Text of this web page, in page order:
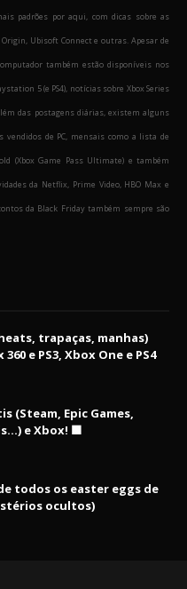
padrões por aqui, com dicas sobre as
Ubisoft Connect e outras. Apesar de
também estão disponíveis nos
5 (e PS4), notícias sobre Xbox Series
das postagens diárias, existem alguns
de PC, mensais como a lista de
(Xbox Game Pass Ultimate) e também
da Netflix, Prime Video, HBO Max e
da Black Friday também sempre são
trapaças, manhas)
e PS3, Xbox One e PS4
(Steam, Epic Games,
e Xbox! 🟩
todos os easter eggs de
ocultos)